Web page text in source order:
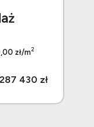
zł/m2
287 430 zł